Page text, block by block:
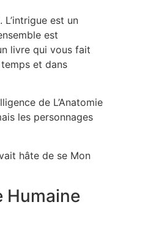
est un
est
livre qui vous fait
et dans
de L’Anatomie
les personnages
hâte de se Mon
Humaine